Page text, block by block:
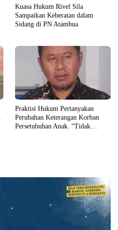
Kuasa Hukum Rivel Sila
Sampaikan Keberatan dalam
Sidang di PN Atambua
Praktisi Hukum Pertanyakan
Perubahan Keterangan Korban
Persetubuhan Anak. “Tidak